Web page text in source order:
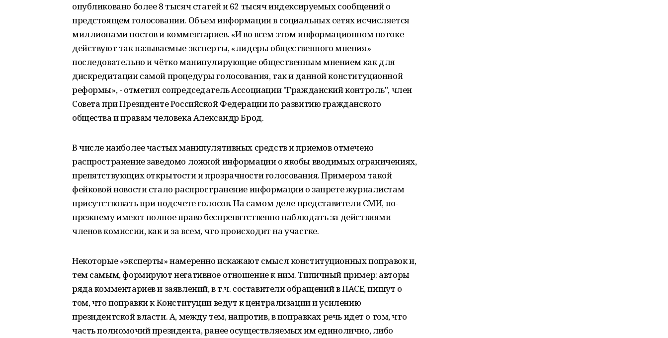
опубликовано более 8 тысяч статей и 62 тысяч индексируемых сообщений о
предстоящем голосовании. Объем информации в социальных сетях исчисляется
миллионами постов и комментариев. «И во всем этом информационном потоке
действуют так называемые эксперты, «лидеры общественного мнения»
последовательно и чётко манипулирующие общественным мнением как для
дискредитации самой процедуры голосования, так и данной конституционной
реформы», - отметил сопредседатель Ассоциации "Гражданский контроль", член
Совета при Президенте Российской Федерации по развитию гражданского
общества и правам человека Александр Брод.
В числе наиболее частых манипулятивных средств и приемов отмечено
распространение заведомо ложной информации о якобы вводимых ограничениях,
препятствующих открытости и прозрачности голосования. Примером такой
фейковой новости стало распространение информации о запрете журналистам
присутствовать при подсчете голосов. На самом деле представители СМИ, по-
прежнему имеют полное право беспрепятственно наблюдать за действиями
членов комиссии, как и за всем, что происходит на участке.
Некоторые «эксперты» намеренно искажают смысл конституционных поправок и,
тем самым, формируют негативное отношение к ним. Типичный пример: авторы
ряда комментариев и заявлений, в т.ч. составители обращений в ПАСЕ, пишут о
том, что поправки к Конституции ведут к централизации и усилению
президентской власти. А, между тем, напротив, в поправках речь идет о том, что
часть полномочий президента, ранее осуществляемых им единолично, либо